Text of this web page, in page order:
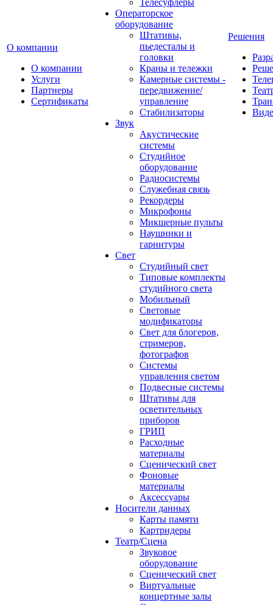
О компании
О компании
Услуги
Партнеры
Сертификаты
Телесуфлеры
Операторское
оборудование
Штативы,
пьедесталы и
головки
Краны и тележки
Камерные системы -
передвижение/
управление
Стабилизаторы
Звук
Акустические
системы
Студийное
оборудование
Радиосистемы
Служебная связь
Рекордеры
Микрофоны
Микшерные пульты
Наушники и
гарнитуры
Свет
Студийный свет
Типовые комплекты
студийного света
Мобильный
Световые
модификаторы
Свет для блогеров,
стримеров,
фотографов
Системы
управления светом
Подвесные системы
Штативы для
осветительных
приборов
ГРИП
Расходные
материалы
Сценический свет
Фоновые
материалы
Аксессуары
Носители данных
Карты памяти
Картридеры
Театр/Сцена
Звуковое
оборудование
Сценический свет
Виртуальные
концертные залы
Решения